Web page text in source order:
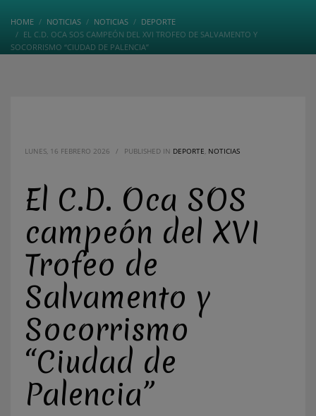
HOME NOTICIAS NOTICIAS
DEPORTE
EL C.D. OCA SOS CAMPEÓN DEL XVI TROFEO DE SALVAMENTO Y
SOCORRISMO “CIUDAD DE PALENCIA”
LUNES, 16 FEBRERO 2026 / PUBLISHED IN DEPORTE NOTICIAS
El C.D. Oca SOS
campeón del XVI
Trofeo de
Salvamento y
Socorrismo
“Ciudad de
Palencia”